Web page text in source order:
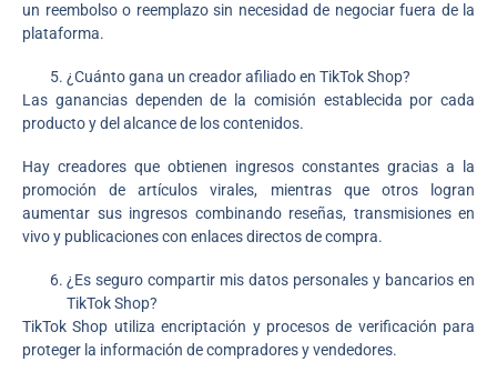
un reembolso o reemplazo sin necesidad de negociar fuera de la
plataforma.
¿Cuánto gana un creador afiliado en TikTok Shop?
Las ganancias dependen de la comisión establecida por cada
producto y del alcance de los contenidos.
Hay creadores que obtienen ingresos constantes gracias a la
promoción de artículos virales, mientras que otros logran
aumentar sus ingresos combinando reseñas, transmisiones en
vivo y publicaciones con enlaces directos de compra.
¿Es seguro compartir mis datos personales y bancarios en
TikTok Shop?
TikTok Shop utiliza encriptación y procesos de verificación para
proteger la información de compradores y vendedores.